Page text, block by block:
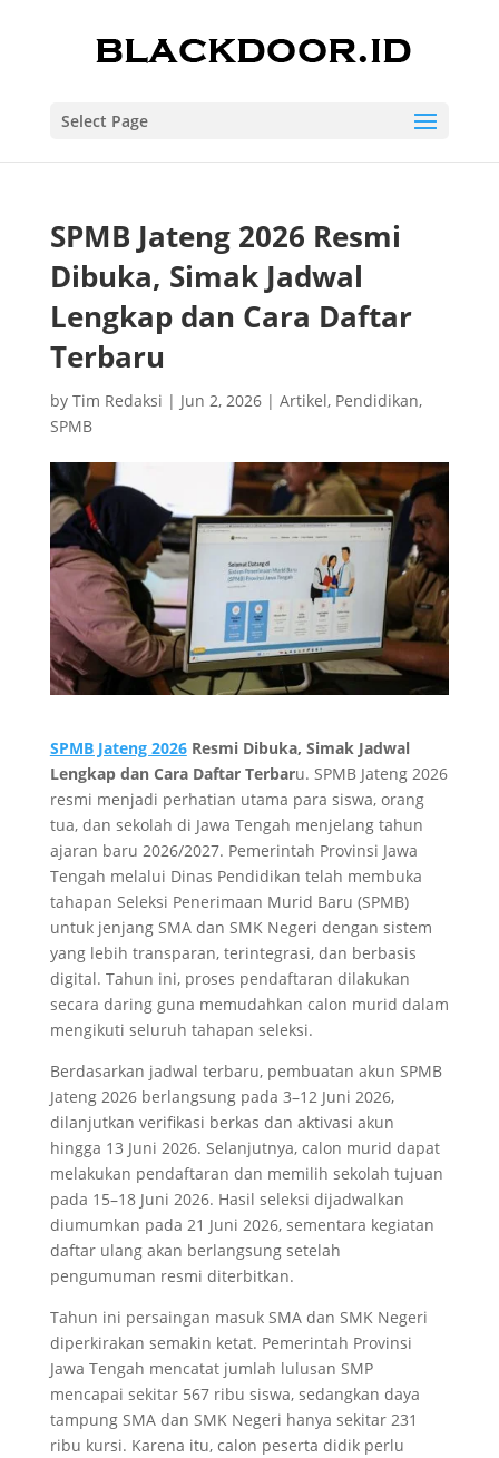
Select Page
SPMB Jateng 2026 Resmi
Dibuka, Simak Jadwal
Lengkap dan Cara Daftar
Terbaru
by Tim Redaksi | Jun 2, 2026| Artikel, Pendidikan,
SPMB
SPMB Jateng 2026Resmi Dibuka, Simak Jadwal
Lengkap dan Cara Daftar Terbaru. SPMB Jateng 2026
resmi menjadi perhatian utama para siswa, orang
tua, dan sekolah di Jawa Tengah menjelang tahun
ajaran baru 2026/2027. Pemerintah Provinsi Jawa
Tengah melalui Dinas Pendidikan telah membuka
tahapan Seleksi Penerimaan Murid Baru (SPMB)
untuk jenjang SMA dan SMK Negeri dengan sistem
yang lebih transparan, terintegrasi, dan berbasis
digital. Tahun ini, proses pendaftaran dilakukan
secara daring guna memudahkan calon murid dalam
mengikuti seluruh tahapan seleksi.
Berdasarkan jadwal terbaru, pembuatan akun SPMB
Jateng 2026 berlangsung pada 3–12 Juni 2026,
dilanjutkan verifikasi berkas dan aktivasi akun
hingga 13 Juni 2026. Selanjutnya, calon murid dapat
melakukan pendaftaran dan memilih sekolah tujuan
pada 15–18 Juni 2026. Hasil seleksi dijadwalkan
diumumkan pada 21 Juni 2026, sementara kegiatan
daftar ulang akan berlangsung setelah
pengumuman resmi diterbitkan.
Tahun ini persaingan masuk SMA dan SMK Negeri
diperkirakan semakin ketat. Pemerintah Provinsi
Jawa Tengah mencatat jumlah lulusan SMP
mencapai sekitar 567 ribu siswa, sedangkan daya
tampung SMA dan SMK Negeri hanya sekitar 231
ribu kursi. Karena itu, calon peserta didik perlu